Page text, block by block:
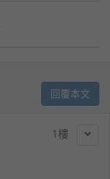
回覆本文
1